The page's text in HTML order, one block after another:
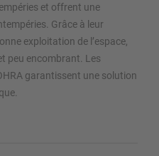
et offrent une
Grâce à leur
exploitation de l’espace,
peu encombrant. Les
garantissent une solution